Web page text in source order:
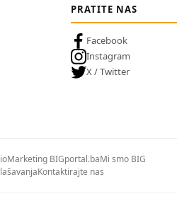
PRATITE NAS
Facebook
Instagram
X / Twitter
Marketing BIGportal.baMi smo BIG
Kontaktirajte nas